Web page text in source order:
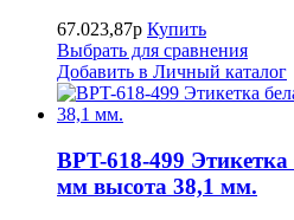
67.023,87р Купить
Выбрать для сравнения
Добавить в Личный каталог
BPT-618-499
мм высота 38,1 мм.